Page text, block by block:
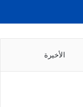
الأخيرة